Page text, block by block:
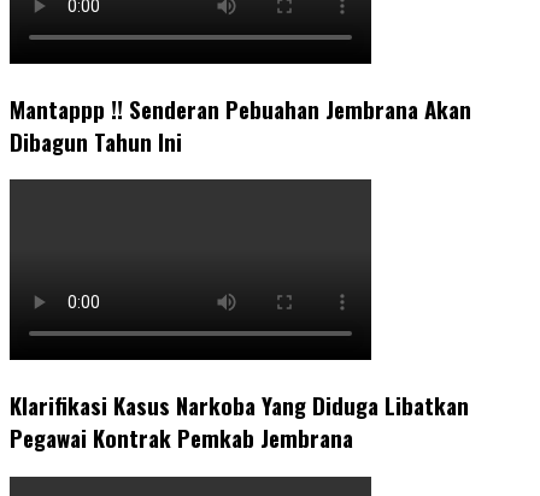
Mantappp !! Senderan Pebuahan Jembrana Akan
Dibagun Tahun Ini
Klarifikasi Kasus Narkoba Yang Diduga Libatkan
Pegawai Kontrak Pemkab Jembrana